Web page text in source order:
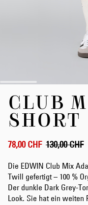
Anfang
Bildergalerie
springen
CLUB
SHORT
78,00 CHF 130,00 CHF
Die EDWIN Club Mix
Twill gefertigt – 100 %
Der dunkle Dark Grey-
Look. Sie hat ein weiten